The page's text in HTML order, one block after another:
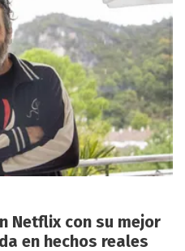
Netflix con su mejor
en hechos reales